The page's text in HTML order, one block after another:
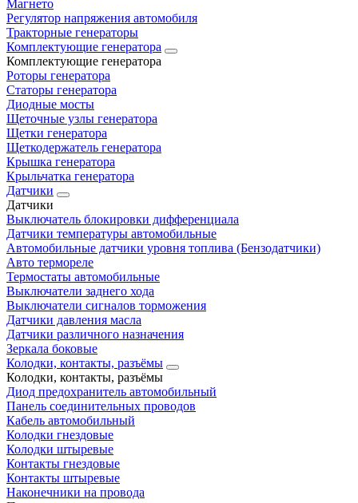
Магнето
Регулятор напряжения автомобиля
Тракторные генераторы
Комплектующие генератора
Комплектующие генератора
Роторы генератора
Статоры генератора
Диодные мосты
Щеточные узлы генератора
Щетки генератора
Щеткодержатель генератора
Крышка генератора
Крыльчатка генератора
Датчики
Датчики
Выключатель блокировки дифференциала
Датчики температуры автомобильные
Автомобильные датчики уровня топлива (Бензодатчики)
Авто термореле
Термостаты автомобильные
Выключатели заднего хода
Выключатели сигналов торможения
Датчики давления масла
Датчики различного назначения
Зеркала боковые
Колодки, контакты, разъёмы
Колодки, контакты, разъёмы
Диод предохранитель автомобильный
Панель соединительных проводов
Кабель автомобильный
Колодки гнездовые
Колодки штыревые
Контакты гнездовые
Контакты штыревые
Наконечники на провода